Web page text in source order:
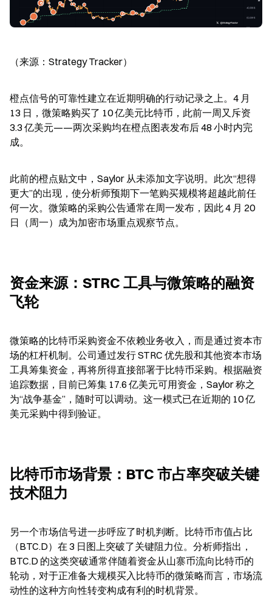
（来源：Strategy Tracker）
橙点信号的可靠性建立在近期明确的行动记录之上。4 月
13 日，微策略购买了 10 亿美元比特币，此前一周又斥资
3.3 亿美元——两次采购均在橙点图表发布后 48 小时内完
成。
此前的橙点贴文中，Saylor 从未添加文字说明。此次“想得
更大”的出现，使分析师预期下一笔购买规模将超越此前任
何一次。微策略的采购公告通常在周一发布，因此 4 月 20
日（周一）成为加密市场重点观察节点。
资金来源：STRC 工具与微策略的融资
飞轮
微策略的比特币采购资金不依赖业务收入，而是通过资本市
场的杠杆机制。公司通过发行 STRC 优先股和其他资本市场
工具筹集资金，再将所得直接部署于比特币采购。根据融资
追踪数据，目前已筹集 17.6 亿美元可用资金，Saylor 称之
为“战争基金”，随时可以调动。这一模式已在近期的 10 亿
美元采购中得到验证。
比特币市场背景：BTC 市占率突破关键
技术阻力
另一个市场信号进一步呼应了时机判断。比特币市值占比
（BTC.D）在 3 日图上突破了关键阻力位。分析师指出，
BTC.D 的这类突破通常伴随着资金从山寨币流向比特币的
轮动，对于正准备大规模买入比特币的微策略而言，市场流
动性的这种方向性转变构成有利的时机背景。